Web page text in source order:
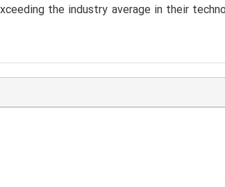
the industry average in their